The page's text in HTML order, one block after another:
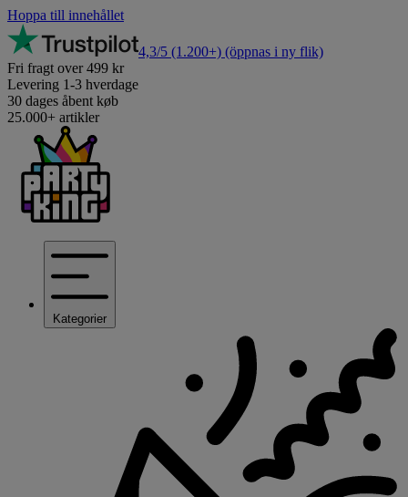
Hoppa till innehållet
4,3/5 (1.200+) (öppnas i ny flik)
Fri fragt over 499 kr
Levering 1-3 hverdage
30 dages åbent køb
25.000+ artikler
Kategorier